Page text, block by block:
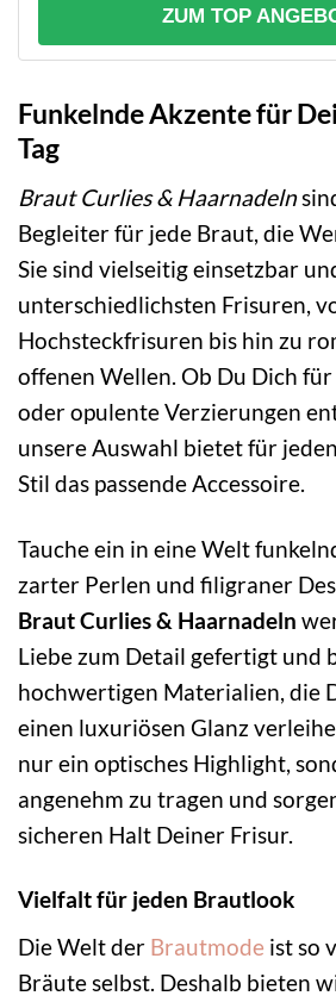
ZUM TOP
Funkelnde Akzente für
Tag
Braut Curlies & Haarnadeln
Begleiter für jede Braut, die
Sie sind vielseitig einsetzbar
unterschiedlichsten Frisuren,
Hochsteckfrisuren bis hin zu
offenen Wellen. Ob Du Dich
oder opulente Verzierungen
unsere Auswahl bietet für
Stil das passende Accessoire.
Tauche ein in eine Welt
zarter Perlen und filigraner
Braut Curlies & Haarnadeln
Liebe zum Detail gefertigt und
hochwertigen Materialien, die
einen luxuriösen Glanz
nur ein optisches Highlight,
angenehm zu tragen und
sicheren Halt Deiner Frisur.
Vielfalt für jeden Brautlook
Die Welt der Brautmode ist so
Bräute selbst. Deshalb bieten